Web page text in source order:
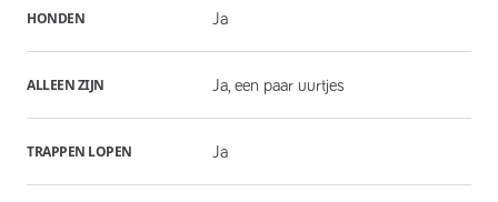
HONDEN Ja
ALLEEN ZIJN Ja, een paar uurtjes
TRAPPEN LOPEN Ja